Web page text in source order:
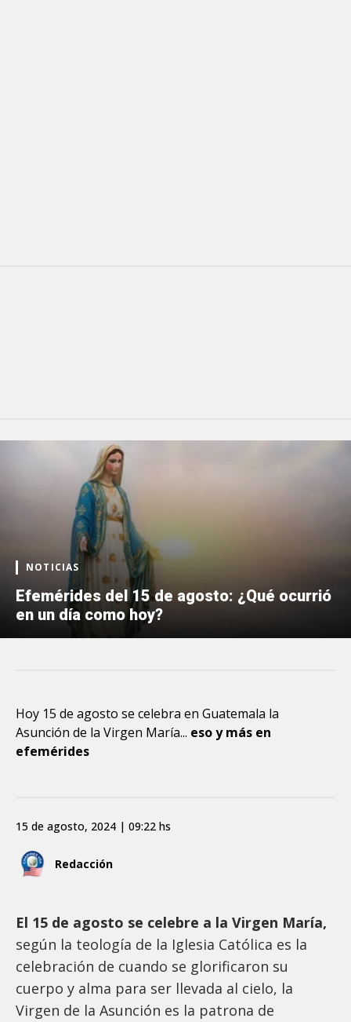
NOTICIAS
Efemérides del 15 de agosto: ¿Qué ocurrió
en un día como hoy?
Hoy 15 de agosto se celebra en Guatemala la
Asunción de la Virgen María... eso y más en
efemérides
Redacción
15 de agosto, 2024 | 09:22 hs
El 15 de agosto se celebre a la Virgen María,
según la teología de la Iglesia Católica es la
celebración de cuando se glorificaron su
cuerpo y alma para ser llevada al cielo, la
Virgen de la Asunción es la patrona de